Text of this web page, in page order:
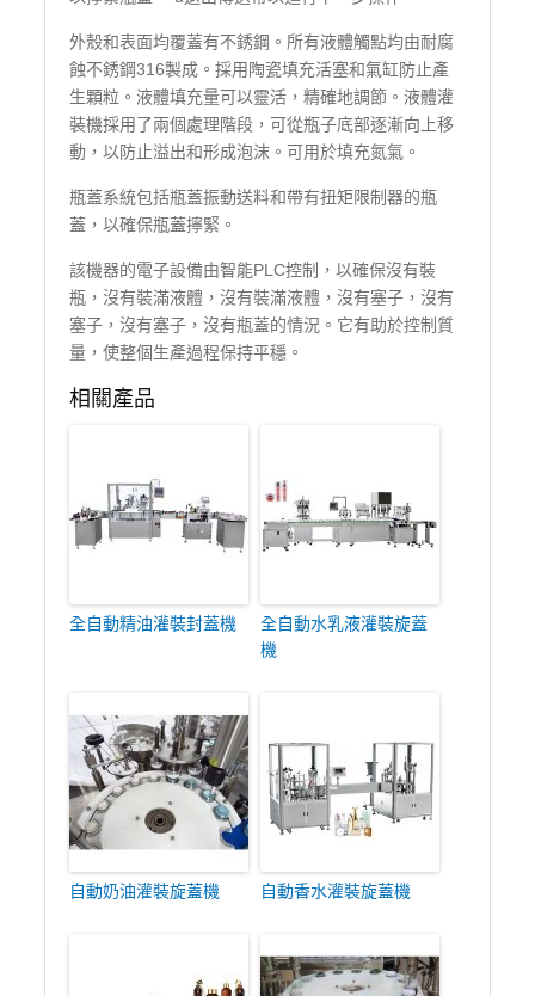
外殼和表面均覆蓋有不銹鋼。所有液體觸點均由耐腐
蝕不銹鋼316製成。採用陶瓷填充活塞和氣缸防止產
生顆粒。液體填充量可以靈活，精確地調節。液體灌
裝機採用了兩個處理階段，可從瓶子底部逐漸向上移
動，以防止溢出和形成泡沫。可用於填充氮氣。
瓶蓋系統包括瓶蓋振動送料和帶有扭矩限制器的瓶
蓋，以確保瓶蓋擰緊。
該機器的電子設備由智能PLC控制，以確保沒有裝
瓶，沒有裝滿液體，沒有裝滿液體，沒有塞子，沒有
塞子，沒有塞子，沒有瓶蓋的情況。它有助於控制質
量，使整個生產過程保持平穩。
相關產品
全自動精油灌裝封蓋機
全自動水乳液灌裝旋蓋
機
自動奶油灌裝旋蓋機 自動香水灌裝旋蓋機